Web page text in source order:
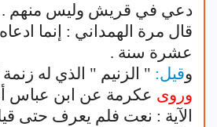
دعي في قريش وليس منهم .
قال مرة الهمداني : إنما
عشرة سنة .
وقيل: " الزنيم " الذي له
وروى عكرمة عن ابن عباس
الآية : نعت فلم يعرف حتى